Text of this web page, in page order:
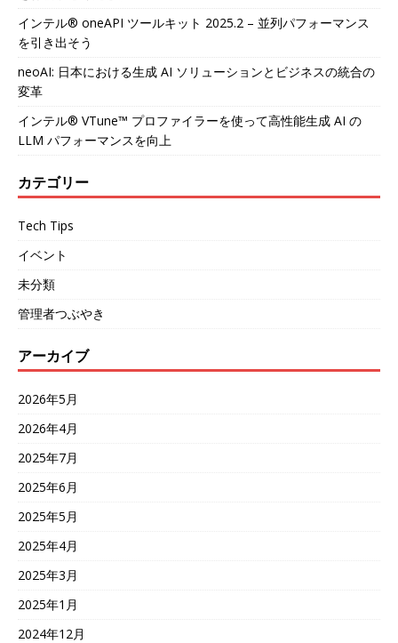
インテル® oneAPI ツールキット 2025.2 – 並列パフォーマンス
を引き出そう
neoAI: 日本における生成 AI ソリューションとビジネスの統合の
変革
インテル® VTune™ プロファイラーを使って高性能生成 AI の
LLM パフォーマンスを向上
カテゴリー
Tech Tips
イベント
未分類
管理者つぶやき
アーカイブ
2026年5月
2026年4月
2025年7月
2025年6月
2025年5月
2025年4月
2025年3月
2025年1月
2024年12月